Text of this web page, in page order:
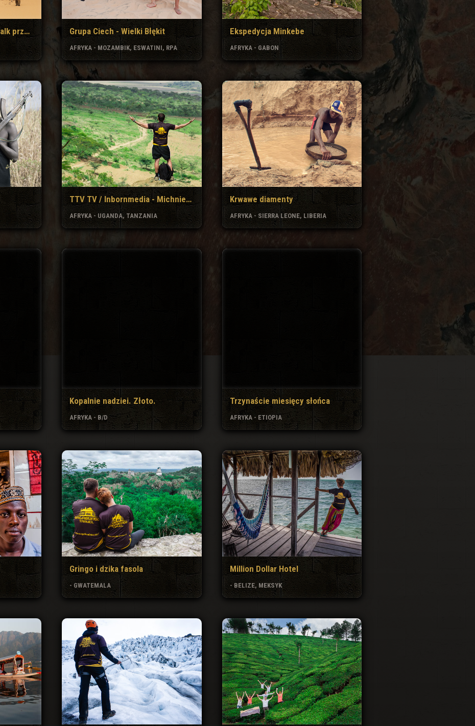
Grupa WDDW - Extremewalk przez Afryke Grupa Ciech - Wielki Błękit
AFRYKA - MOZAMBIK, ESWATINI, RPA
Ekspedycja Minkebe
AFRYKA - GABON
TTV TV / Inbornmedia - Michniewicz. Inny świat.
AFRYKA - UGANDA, TANZANIA
Krwawe diamenty
AFRYKA - SIERRA LEONE, LIBERIA
Gringo i dzika fasola
- GWATEMALA
Million Dollar Hotel
- BELIZE, MEKSYK
Gra o tron
EUROPA - ISLANDIA
Kawa czy herbata?
AZJA - INDIE